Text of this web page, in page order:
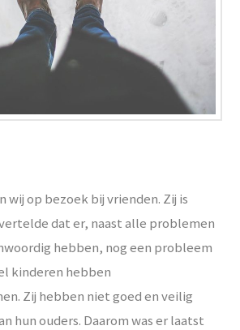
wij op bezoek bij vrienden. Zij is
dat er, naast alle problemen
hebben, nog een probleem
kinderen hebben
Zij hebben niet goed en veilig
hun ouders. Daarom was er laatst